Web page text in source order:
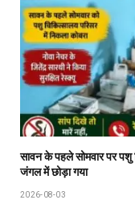
सावन के पहले सोमवार पर पशु
जंगल में छोड़ा गया
2026-08-03